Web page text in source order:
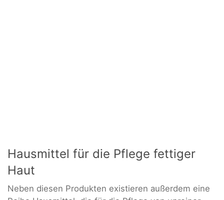
Hausmittel für die Pflege fettiger
Haut
Neben diesen Produkten existieren außerdem eine